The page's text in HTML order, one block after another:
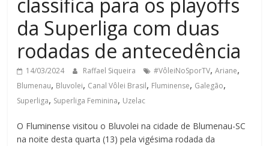
classifica para os playoffs
da Superliga com duas
rodadas de antecedência
14/03/2024 Raffael Siqueira #VôleiNoSporTV,Ariane,
Blumenau, Bluvolei, Canal Vôlei Brasil, Fluminense, Galegão,
Superliga, Superliga Feminina, Uzelac
O Fluminense visitou o Bluvolei na cidade de Blumenau-SC
na noite desta quarta (13) pela vigésima rodada da